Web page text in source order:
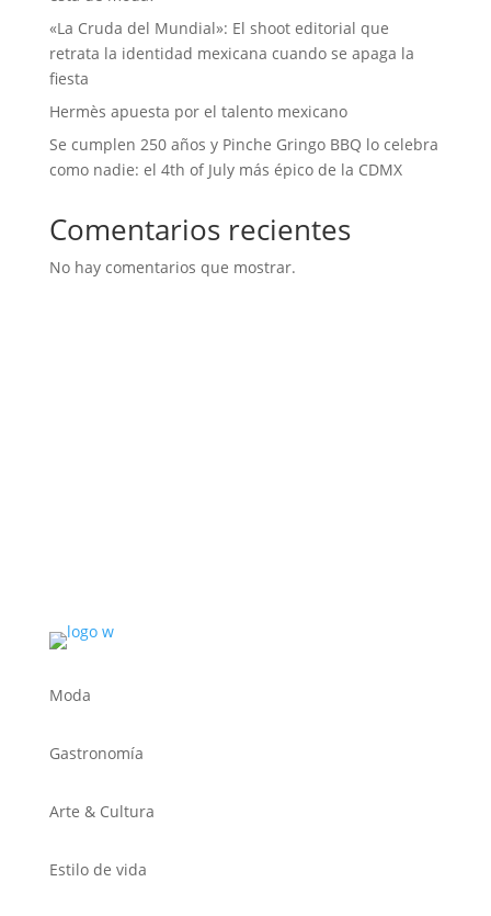
«La Cruda del Mundial»: El shoot editorial que
retrata la identidad mexicana cuando se apaga la
fiesta
Hermès apuesta por el talento mexicano
Se cumplen 250 años y Pinche Gringo BBQ lo celebra
como nadie: el 4th of July más épico de la CDMX
Comentarios recientes
No hay comentarios que mostrar.
Moda
Gastronomía
Arte & Cultura
Estilo de vida